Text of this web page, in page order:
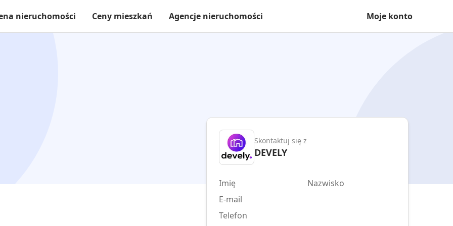
nieruchomości Ceny mieszkań Agencje nieruchomości Moje konto
Skontaktuj się z
DEVELY